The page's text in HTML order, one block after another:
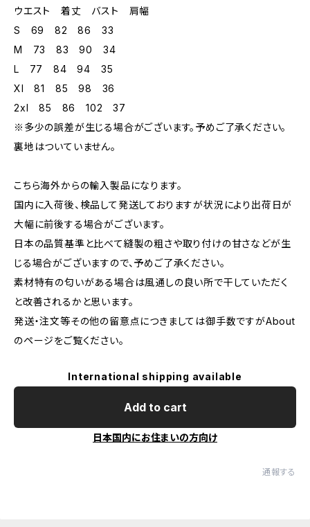
ウエスト 着丈 バスト 肩幅
S 69 82 86 33
M 73 83 90 34
L 77 84 94 35
Xl 81 85 98 36
2xl 85 86 102 37
※多少の誤差が生じる場合がございます。予めご了承ください。
裏地はついていません。
こちら海外からの輸入製品になります。
国内に入荷後、検品して発送しておりますが状況により出荷日が
大幅に前後する場合がございます。
日本の品質基準と比べて縫製の粗さや取り付けの甘さなどが生
じる場合がございますので、予めご了承ください。
素材特有の匂いがある場合は風通しの良い所で干していただく
と改善されるかと思います。
発送・注文等その他の留意点につきましては御手数ですがAbout
のページをご覧ください。
International shipping available
Add to cart
日本国内にお住まいの方向け
通報する